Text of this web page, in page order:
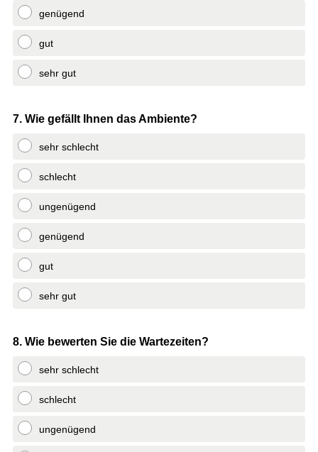
genügend
gut
sehr gut
Question
Title
7. Wie gefällt Ihnen das Ambiente?
sehr schlecht
schlecht
ungenügend
genügend
gut
sehr gut
Question
Title
8. Wie bewerten Sie die Wartezeiten?
sehr schlecht
schlecht
ungenügend